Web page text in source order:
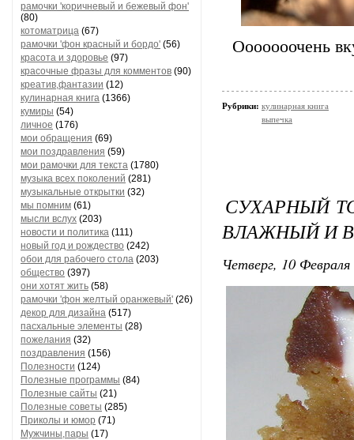
рамочки 'коричневый и бежевый фон'
(80)
котоматрица (67)
рамочки 'фон красный и бордо' (56)
красота и здоровье (97)
красочные фразы для комментов (90)
креатив,фантазии (12)
кулинарная книга (1366)
кумиры (54)
личное (176)
мои обращения (69)
мои поздравления (59)
мои рамочки для текста (1780)
музыка всех поколений (281)
музыкальные открытки (32)
мы помним (61)
мысли вслух (203)
новости и политика (111)
новый год и рождество (242)
обои для рабочего стола (203)
общество (397)
они хотят жить (58)
рамочки 'фон желтый оранжевый' (26)
декор для дизайна (517)
пасхальные элементы (28)
пожелания (32)
поздравления (156)
Полезности (124)
Полезные программы (84)
Полезные сайты (21)
Полезные советы (285)
Приколы и юмор (71)
Мужчины,пары (17)
Ооооооочень
Рубрики: кулинарная книга
выпечка
СУХАРНЫЙ
ВЛАЖНЫЙ И
Четверг, 10